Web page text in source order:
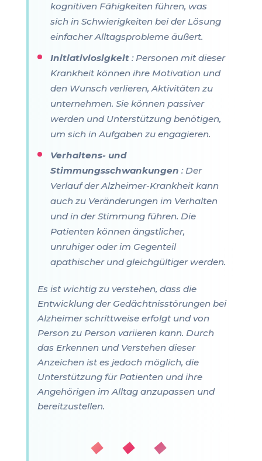
kognitiven Fähigkeiten führen, was
sich in Schwierigkeiten bei der Lösung
einfacher Alltagsprobleme äußert.
Initiativlosigkeit: Personen mit dieser
Krankheit können ihre Motivation und
den Wunsch verlieren, Aktivitäten zu
unternehmen. Sie können passiver
werden und Unterstützung benötigen,
um sich in Aufgaben zu engagieren.
Verhaltens- und
Stimmungsschwankungen : Der
Verlauf der Alzheimer-Krankheit kann
auch zu Veränderungen im Verhalten
und in der Stimmung führen. Die
Patienten können ängstlicher,
unruhiger oder im Gegenteil
apathischer und gleichgültiger werden.
Es ist wichtig zu verstehen, dass die
Entwicklung der Gedächtnisstörungen bei
Alzheimer schrittweise erfolgt und von
Person zu Person variieren kann. Durch
das Erkennen und Verstehen dieser
Anzeichen ist es jedoch möglich, die
Unterstützung für Patienten und ihre
Angehörigen im Alltag anzupassen und
bereitzustellen.
◆ ◆ ◆